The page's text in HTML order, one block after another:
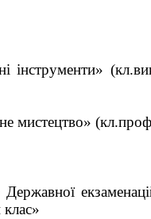
інструменти»
мистецтво»